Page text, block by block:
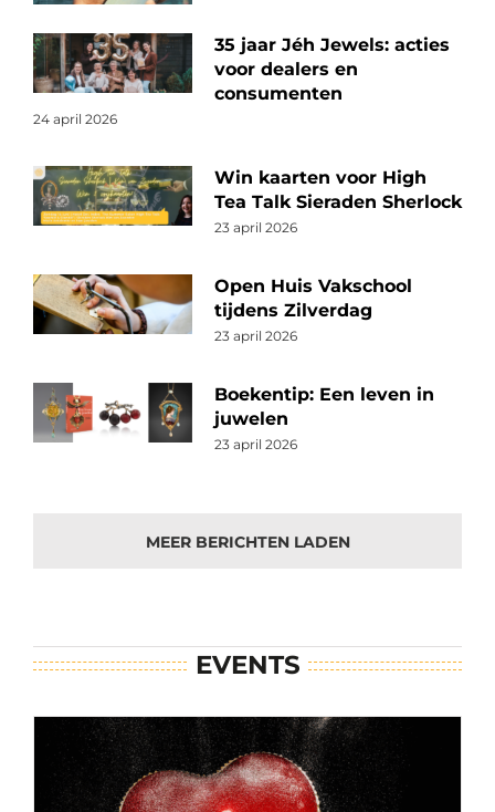
35 jaar Jéh Jewels: acties
voor dealers en
consumenten
24 april 2026
Win kaarten voor High
Tea Talk Sieraden Sherlock
23 april 2026
Open Huis Vakschool
tijdens Zilverdag
23 april 2026
Boekentip: Een leven in
juwelen
23 april 2026
MEER BERICHTEN LADEN
EVENTS